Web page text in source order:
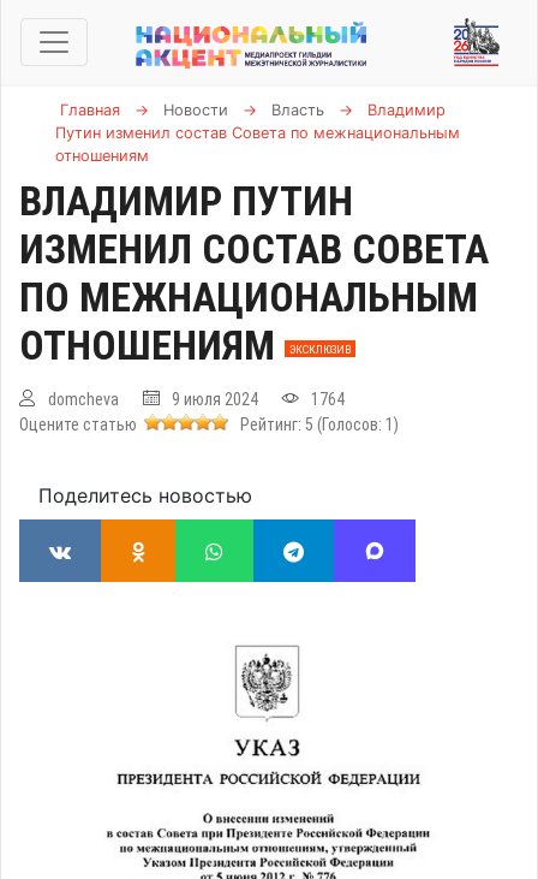
Главная → Новости → Власть →
Владимир
Путин изменил состав Совета по межнациональным
отношениям
ВЛАДИМИР ПУТИН
ИЗМЕНИЛ СОСТАВ СОВЕТА
ПО МЕЖНАЦИОНАЛЬНЫМ
ОТНОШЕНИЯМ
ЭКСКЛЮЗИВ
domcheva 9 июля 2024
1764
Оцените статью
Рейтинг: 5 (Голосов: 1 )
Поделитесь новостью